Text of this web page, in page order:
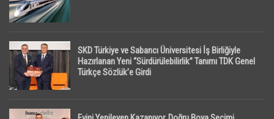
SKD Türkiye ve Sabancı Üniversitesi İş Birliğiyle
Hazırlanan Yeni “Sürdürülebilirlik” Tanımı TDK Genel
Türkçe Sözlük’e Girdi